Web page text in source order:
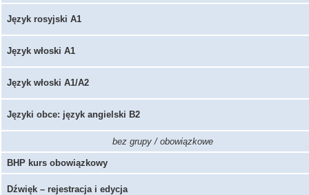
Język rosyjski A1
Język włoski A1
Język włoski A1/A2
Języki obce: język angielski B2
bez grupy / obowiązkowe
BHP kurs obowiązkowy
Dźwięk – rejestracja i edycja